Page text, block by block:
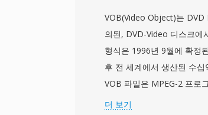
VOB(Video Object)는
의된, DVD-Video 디스크에
형식은 1996년 9월에 확정
후 전 세계에서 생산된 수
VOB 파일은 MPEG-2 프로
2 비디오와 AC-3(Dolby
더 보기